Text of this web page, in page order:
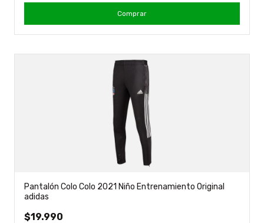
Comprar
Pantalón Colo Colo 2021 Niño Entrenamiento Original
adidas
$19.990